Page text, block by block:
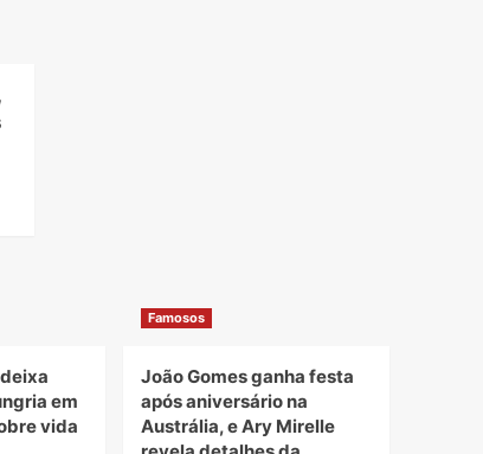
em
vida
Famosos
João Gomes ganha festa
após aniversário na
Austrália, e Ary Mirelle